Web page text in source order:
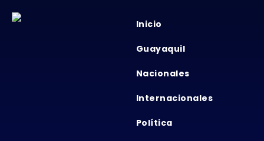
Inicio
Guayaquil
Nacionales
Internacionales
Política